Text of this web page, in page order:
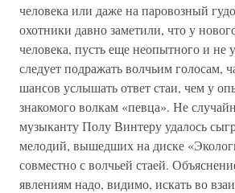
человека или даже на паровозный
охотники давно заметили, что у
человека, пусть еще неопытного и не
следует подражать волчьим голосам,
шансов услышать ответ стаи, чем у
знакомого волкам «певца». Не
музыканту Полу Винтеру удалось
мелодий, вышедших на диске
совместно с волчьей стаей.
явлениям надо, видимо, искать во